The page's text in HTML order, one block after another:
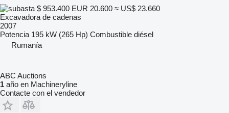
$ 953.400 EUR 20.600 ≈ US$ 23.660
Excavadora de cadenas
2007
Potencia 195 kW (265 Hp) Combustible diésel
Rumanía
ABC Auctions
1 año en Machineryline
Contacte con el vendedor